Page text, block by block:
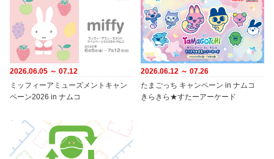
2026.06.05 ～ 07.12
ミッフィーアミューズメントキャン
ペーン2026 in ナムコ
2026.06.12 ～ 07.26
たまごっち キャンペーン in ナムコ
きらきら★すたーアーケード